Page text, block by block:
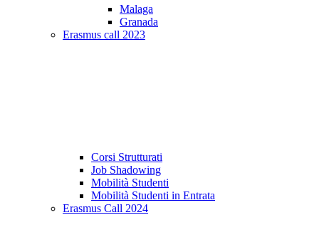
Malaga
Granada
Erasmus call 2023
Corsi Strutturati
Job Shadowing
Mobilità Studenti
Mobilità Studenti in Entrata
Erasmus Call 2024